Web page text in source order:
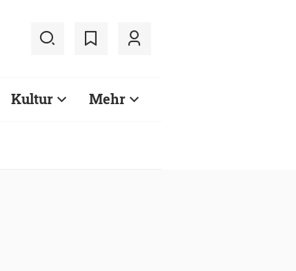
Kultur Mehr